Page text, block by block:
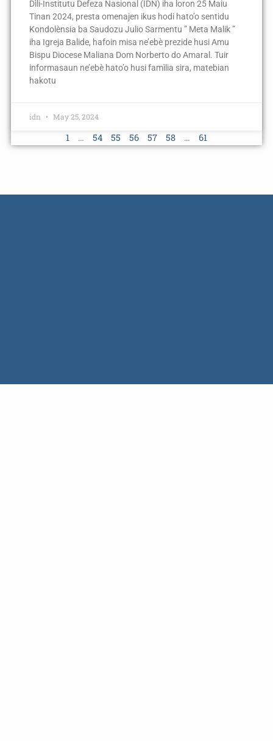
Dìli-Institutu Defeza Nasional (IDN) iha loron 25 Maiu
Tinan 2024, presta omenajen ikus hodi hato’o sentidu
Kondolènsia ba Saudozu Julio Sarmentu ” Meta Malik ”
iha Igreja Balide, hafoin misa ne’ebè prezide husi Amu
Bispu Diocese Maliana Dom Norberto do Amaral. Tuir
informasaun ne’ebè hato’o husi famìlia sira, matebian
hakotu
idn May 25, 2024
1 … 54 55 56 57 58 … 61